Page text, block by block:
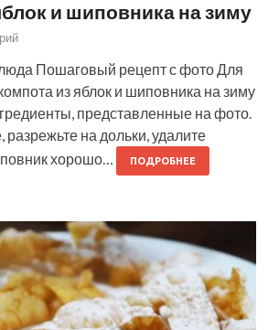
и шиповника на зиму
Пошаговый рецепт с фото Для
из яблок и шиповника на зиму
представленные на фото.
на дольки, удалите
хорошо…
ПОДРОБНЕЕ